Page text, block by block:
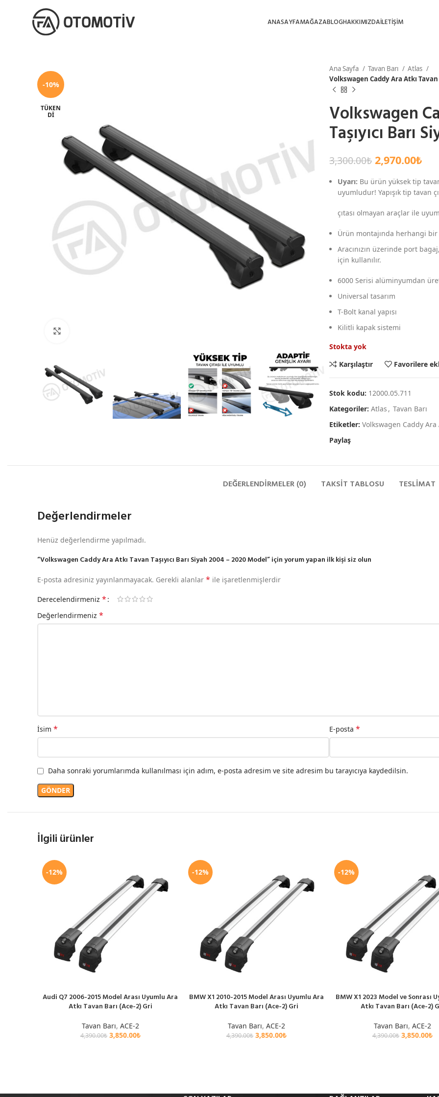
ANASAYFAMAĞAZABLOGHAKKIMIZDAİLETİŞİM
-10%
TÜKEN
DI
Ana Sayfa Tavan Barı
Atlas
Volkswagen Caddy Ara Atkı Tavan
Volkswagen
Taşıyıcı Barı
3,300.00₺ 2,970.00₺
Uyarı: Bu ürün yüksek tip
uyumludur! Yapışık tip tavan
çıtası olmayan araçlar ile
Ürün montajında herhangi
Aracınızın üzerinde port
için kullanılır.
6000 Serisi alüminyumdan
Universal tasarım
T-Bolt kanal yapısı
Kilitli kapak sistemi
Stokta yok
Karşılaştır
Favorilere
Stok kodu: 12000.05.711
Kategoriler: Atlas , Tavan Barı
Etiketler: Volkswagen Caddy Ara
Paylaş
DEĞERLENDIRMELER (0) TAKSIT TABLOSU TESLIMAT
Değerlendirmeler
Henüz değerlendirme yapılmadı.
“Volkswagen Caddy Ara Atkı Tavan Taşıyıcı Barı Siyah 2004 – 2020 Model” için yorum yapan ilk kişi siz olun
E-posta adresiniz yayınlanmayacak. Gerekli alanlar * ile işaretlenmişlerdir
Derecelendirmeniz *
Değerlendirmeniz *
İsim * E-posta *
Daha sonraki yorumlarımda kullanılması için adım, e-posta adresim ve site adresim bu tarayıcıya kaydedilsin.
İlgili ürünler
-12%
SEPETE EKLE
Audi Q7 2006-2015 Model Arası Uyumlu Ara
Atkı Tavan Barı (Ace-2) Gri
Tavan Barı, ACE-2
4,390.00₺ 3,850.00₺
-12%
SEPETE EKLE
BMW X1 2010-2015 Model Arası Uyumlu Ara
Atkı Tavan Barı (Ace-2) Gri
Tavan Barı, ACE-2
4,390.00₺ 3,850.00₺
-12%
SEPETE EKLE
BMW X1 2023 Model ve Sonrası
Atkı Tavan Barı (Ace-2)
Tavan Barı, ACE-2
4,390.00₺ 3,850.00₺